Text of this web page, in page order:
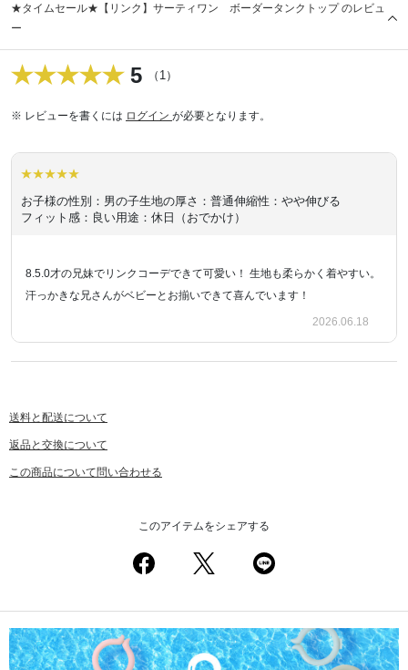
★タイムセール★【リンク】サーティワン ボーダータンクトップ のレビュ
ー
5 （1）
※ レビューを書くには ログイン が必要となります。
お子様の性別：男の子生地の厚さ：普通伸縮性：やや伸びる
フィット感：良い用途：休日（おでかけ）
8.5.0才の兄妹でリンクコーデできて可愛い！ 生地も柔らかく着やすい。
汗っかきな兄さんがベビーとお揃いできて喜んでいます！
2026.06.18
送料と配送について
返品と交換について
この商品について問い合わせる
このアイテムをシェアする